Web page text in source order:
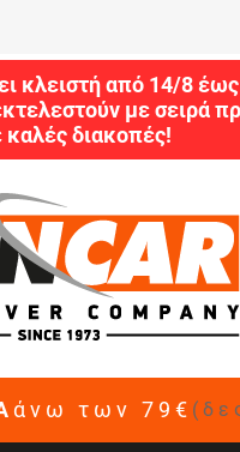
κλειστή από 14/8
με σειρά
διακοπές!
άνω των 79€